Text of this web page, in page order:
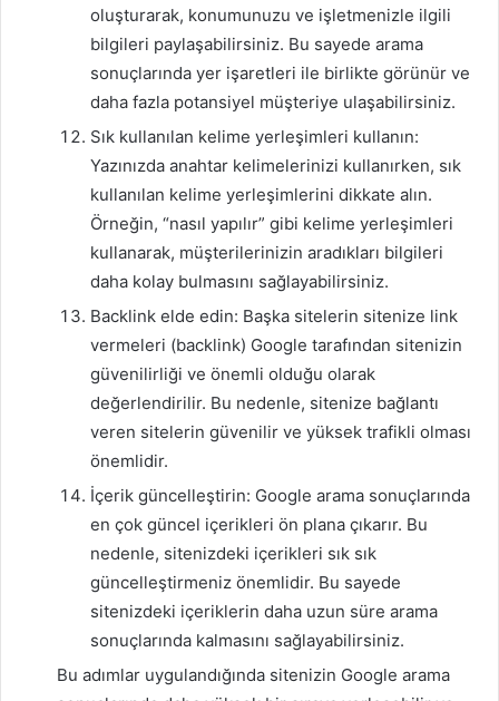
oluşturarak, konumunuzu ve işletmenizle ilgili
bilgileri paylaşabilirsiniz. Bu sayede arama
sonuçlarında yer işaretleri ile birlikte görünür ve
daha fazla potansiyel müşteriye ulaşabilirsiniz.
Sık kullanılan kelime yerleşimleri kullanın:
Yazınızda anahtar kelimelerinizi kullanırken, sık
kullanılan kelime yerleşimlerini dikkate alın.
Örneğin, “nasıl yapılır” gibi kelime yerleşimleri
kullanarak, müşterilerinizin aradıkları bilgileri
daha kolay bulmasını sağlayabilirsiniz.
Backlink elde edin: Başka sitelerin sitenize link
vermeleri (backlink) Google tarafından sitenizin
güvenilirliği ve önemli olduğu olarak
değerlendirilir. Bu nedenle, sitenize bağlantı
veren sitelerin güvenilir ve yüksek trafikli olması
önemlidir.
İçerik güncelleştirin: Google arama sonuçlarında
en çok güncel içerikleri ön plana çıkarır. Bu
nedenle, sitenizdeki içerikleri sık sık
güncelleştirmeniz önemlidir. Bu sayede
sitenizdeki içeriklerin daha uzun süre arama
sonuçlarında kalmasını sağlayabilirsiniz.
Bu adımlar uygulandığında sitenizin Google arama